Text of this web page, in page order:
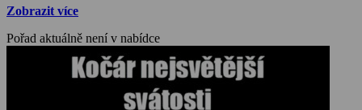
Zobrazit více
Pořad aktuálně není v nabídce